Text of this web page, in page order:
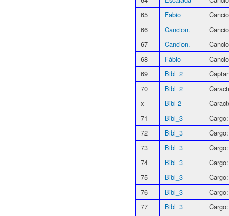
65
Fabio
66
Cancion.
67
Cancion.
68
Fábio
69
Bibl_2
70
Bibl_2
x
Bibl-2
71
Bibl_3
72
Bibl_3
73
Bibl_3
74
Bibl_3
75
Bibl_3
76
Bibl_3
77
Bibl_3